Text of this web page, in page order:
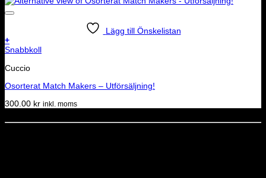
Lägg till Önskelistan
+
Snabbkoll
Cuccio
Osorterat Match Makers – Utförsäljning!
300.00 kr inkl. moms